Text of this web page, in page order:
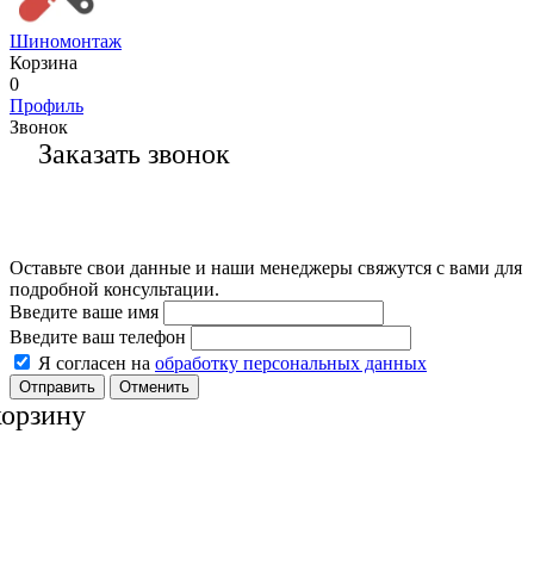
Шиномонтаж
Корзина
0
Профиль
Звонок
Заказать звонок
Оставьте свои данные и наши менеджеры свяжутся с вами для
подробной консультации.
Введите ваше имя
Введите ваш телефон
Я согласен на обработку персональных данных
Отменить